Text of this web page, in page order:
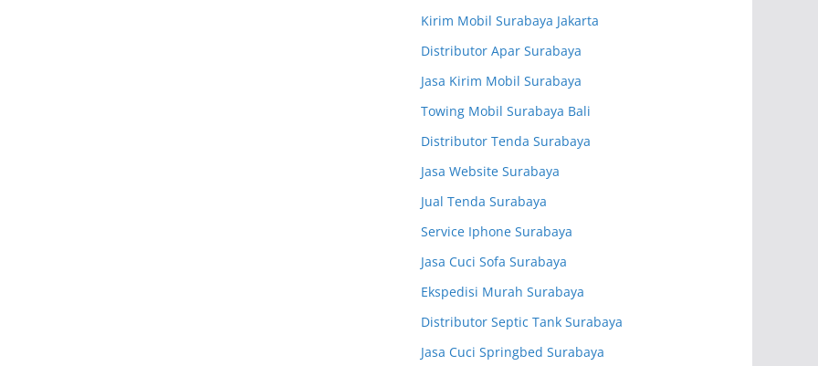
Kirim Mobil Surabaya Jakarta
Distributor Apar Surabaya
Jasa Kirim Mobil Surabaya
Towing Mobil Surabaya Bali
Distributor Tenda Surabaya
Jasa Website Surabaya
Jual Tenda Surabaya
Service Iphone Surabaya
Jasa Cuci Sofa Surabaya
Ekspedisi Murah Surabaya
Distributor Septic Tank Surabaya
Jasa Cuci Springbed Surabaya